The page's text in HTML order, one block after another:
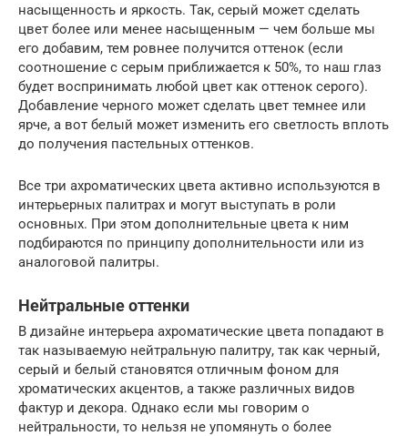
насыщенность и яркость. Так, серый может сделать
цвет более или менее насыщенным — чем больше мы
его добавим, тем ровнее получится оттенок (если
соотношение с серым приближается к 50%, то наш глаз
будет воспринимать любой цвет как оттенок серого).
Добавление черного может сделать цвет темнее или
ярче, а вот белый может изменить его светлость вплоть
до получения пастельных оттенков.
Все три ахроматических цвета активно используются в
интерьерных палитрах и могут выступать в роли
основных. При этом дополнительные цвета к ним
подбираются по принципу дополнительности или из
аналоговой палитры.
Нейтральные оттенки
В дизайне интерьера ахроматические цвета попадают в
так называемую нейтральную палитру, так как черный,
серый и белый становятся отличным фоном для
хроматических акцентов, а также различных видов
фактур и декора. Однако если мы говорим о
нейтральности, то нельзя не упомянуть о более